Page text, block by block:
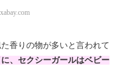
香りの物が多いと言われて
、セクシーガールはベビー